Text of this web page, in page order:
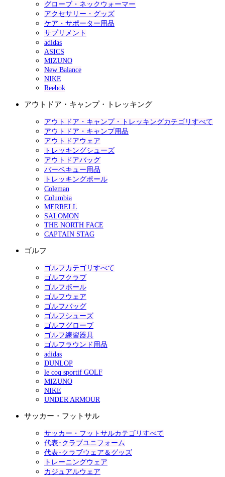
グローブ・ネックウォーマー
アクセサリー・グッズ
ケア・サポーター用品
サプリメント
adidas
ASICS
MIZUNO
New Balance
NIKE
Reebok
アウトドア・キャンプ・トレッキング
アウトドア・キャンプ・トレッキングカテゴリすべて
アウトドア・キャンプ用品
アウトドアウェア
トレッキングシューズ
アウトドアバッグ
バーベキュー用品
トレッキングポール
Coleman
Columbia
MERRELL
SALOMON
THE NORTH FACE
CAPTAIN STAG
ゴルフ
ゴルフカテゴリすべて
ゴルフクラブ
ゴルフボール
ゴルフウェア
ゴルフバッグ
ゴルフシューズ
ゴルフグローブ
ゴルフ練習器具
ゴルフラウンド用品
adidas
DUNLOP
le coq sportif GOLF
MIZUNO
NIKE
UNDER ARMOUR
サッカー・フットサル
サッカー・フットサルカテゴリすべて
代表･クラブユニフォーム
代表･クラブウェア＆グッズ
トレーニングウェア
カジュアルウェア